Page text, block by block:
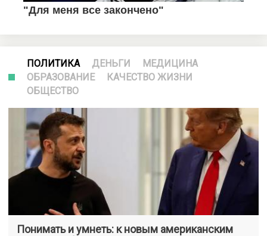
ПОЛИТИКА ДЕНЬГИ
МЕДИЦИНА
ОБРАЗОВАНИЕ
КАЧЕСТВО ЖИЗНИ
ОБЩЕСТВО
Понимать и умнеть: к новым американским